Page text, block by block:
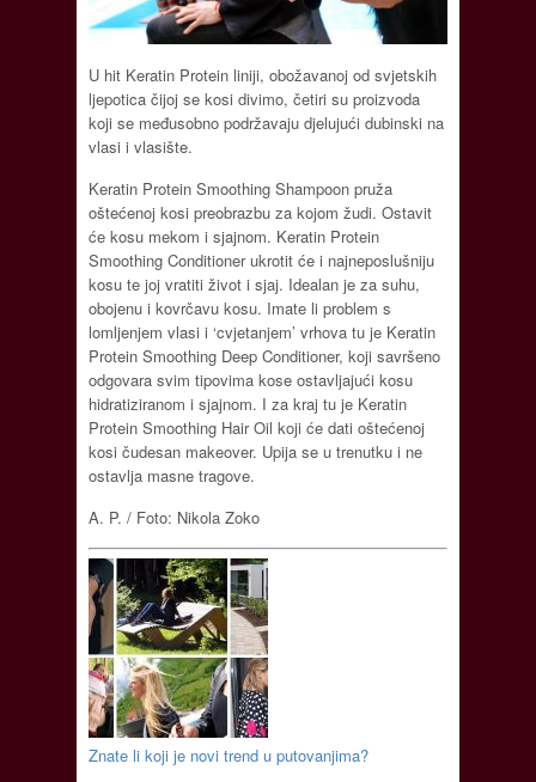
U hit Keratin Protein liniji, obožavanoj od svjetskih
ljepotica čijoj se kosi divimo, četiri su proizvoda
koji se međusobno podržavaju djelujući dubinski na
vlasi i vlasište.
Keratin Protein Smoothing Shampoon pruža
oštećenoj kosi preobrazbu za kojom žudi. Ostavit
će kosu mekom i sjajnom. Keratin Protein
Smoothing Conditioner ukrotit će i najneposlušniju
kosu te joj vratiti život i sjaj. Idealan je za suhu,
obojenu i kovrčavu kosu. Imate li problem s
lomljenjem vlasi i ‘cvjetanjem’ vrhova tu je Keratin
Protein Smoothing Deep Conditioner, koji savršeno
odgovara svim tipovima kose ostavljajući kosu
hidratiziranom i sjajnom. I za kraj tu je Keratin
Protein Smoothing Hair Oil koji će dati oštećenoj
kosi čudesan makeover. Upija se u trenutku i ne
ostavlja masne tragove.
A. P. / Foto: Nikola Zoko
Znate li koji je novi trend u putovanjima?